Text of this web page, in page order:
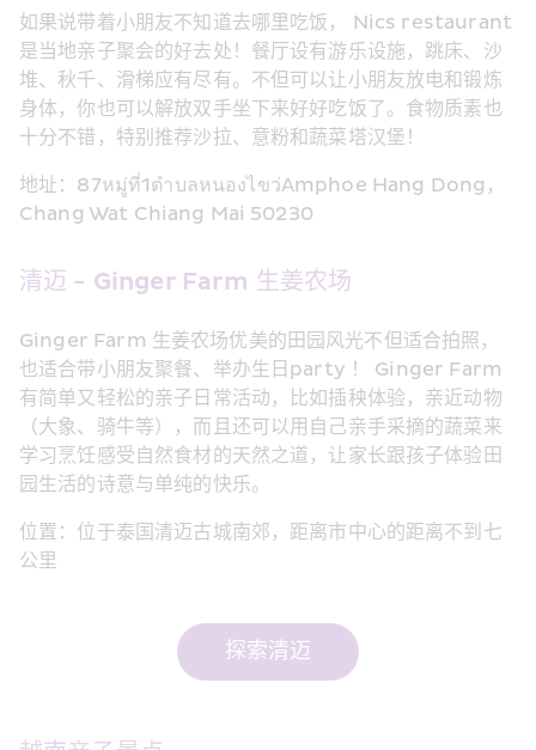
如果说带着小朋友不知道去哪里吃饭， Nics restaurant
是当地亲子聚会的好去处！餐厅设有游乐设施，跳床、沙
堆、秋千、滑梯应有尽有。不但可以让小朋友放电和锻炼
身体，你也可以解放双手坐下来好好吃饭了。食物质素也
十分不错，特别推荐沙拉、意粉和蔬菜塔汉堡！
地址：87หมู่ที่1ตำบลหนองไขว่Amphoe Hang Dong，
Chang Wat Chiang Mai 50230
清迈 - Ginger Farm 生姜农场
Ginger Farm 生姜农场优美的田园风光不但适合拍照，
也适合带小朋友聚餐、举办生日party ！ Ginger Farm
有简单又轻松的亲子日常活动，比如插秧体验，亲近动物
（大象、骑牛等），而且还可以用自己亲手采摘的蔬菜来
学习烹饪感受自然食材的天然之道，让家长跟孩子体验田
园生活的诗意与单纯的快乐。
位置：位于泰国清迈古城南郊，距离市中心的距离不到七
公里
探索清迈